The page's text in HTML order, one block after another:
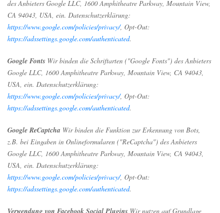
des Anbieters Google LLC, 1600 Amphitheatre Parkway, Mountain View,
CA 94043, USA, ein. Datenschutzerklärung:
https://www.google.com/policies/privacy/, Opt-Out:
https://adssettings.google.com/authenticated.
Google Fonts Wir binden die Schriftarten ("Google Fonts") des Anbieters
Google LLC, 1600 Amphitheatre Parkway, Mountain View, CA 94043,
USA, ein. Datenschutzerklärung:
https://www.google.com/policies/privacy/, Opt-Out:
https://adssettings.google.com/authenticated.
Google ReCaptcha Wir binden die Funktion zur Erkennung von Bots,
z.B. bei Eingaben in Onlineformularen ("ReCaptcha") des Anbieters
Google LLC, 1600 Amphitheatre Parkway, Mountain View, CA 94043,
USA, ein. Datenschutzerklärung:
https://www.google.com/policies/privacy/, Opt-Out:
https://adssettings.google.com/authenticated.
Verwendung von Facebook Social Plugins Wir nutzen auf Grundlage